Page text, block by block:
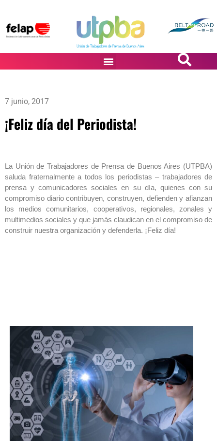
7 junio, 2017
¡Feliz día del Periodista!
La Unión de Trabajadores de Prensa de Buenos Aires (UTPBA)
saluda fraternalmente a todos los periodistas – trabajadores de
prensa y comunicadores sociales en su día, quienes con su
compromiso diario contribuyen, construyen, defienden y afianzan
los medios comunitarios, cooperativos, regionales, zonales y
multimedios sociales y que jamás claudican en el compromiso de
construir nuestra organización y defenderla. ¡Feliz día!